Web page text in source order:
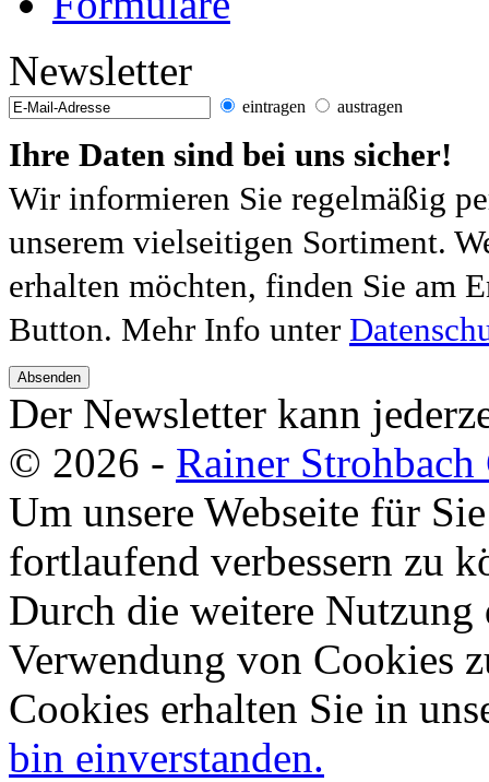
Newsletter
eintragen austragen
Ihre Daten sind bei uns sicher!
Wir informieren Sie regelmäßig
unserem vielseitigen Sortiment.
erhalten möchten, finden Sie am
Button. Mehr Info unter
Absenden
Der Newsletter kann
© 2026 - Rainer
Um unsere Webseite für
fortlaufend verbessern zu
Durch die weitere Nutzung
Verwendung von Cookies
Cookies erhalten Sie in
bin einverstanden.